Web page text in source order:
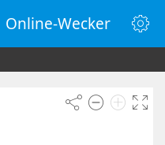
Wecker